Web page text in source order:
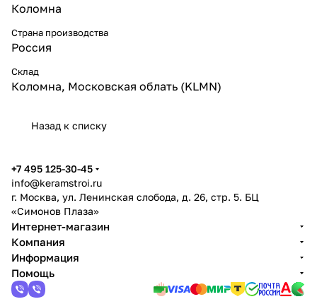
Коломна
Страна производства
Россия
Склад
Коломна, Московская облать (KLMN)
Назад к списку
+7 495 125-30-45
info@keramstroi.ru
г. Москва, ул. Ленинская слобода, д. 26, стр. 5. БЦ
«Симонов Плаза»
Интернет-магазин
Компания
Информация
Помощь